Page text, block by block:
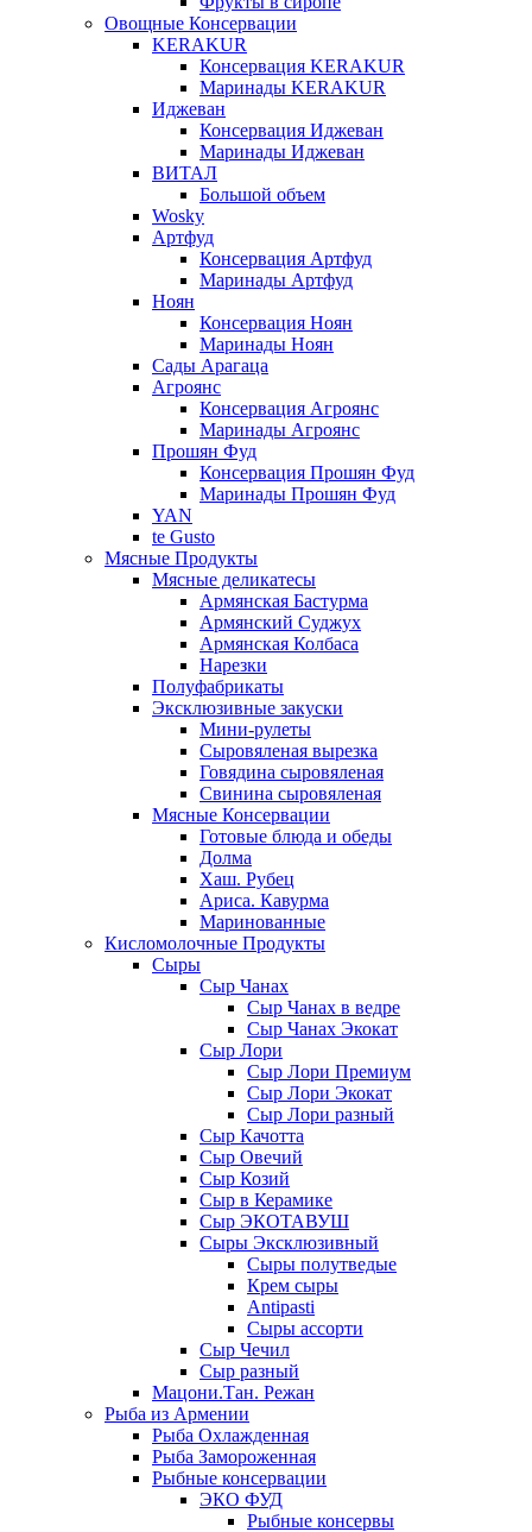
Овощные Консервации
KERAKUR
Консервация KERAKUR
Маринады KERAKUR
Иджеван
Консервация Иджеван
Маринады Иджеван
ВИТАЛ
Большой объем
Wosky
Артфуд
Консервация Артфуд
Маринады Артфуд
Ноян
Консервация Ноян
Маринады Ноян
Сады Арагаца
Агроянс
Консервация Агроянс
Маринады Агроянс
Прошян Фуд
Консервация Прошян Фуд
Маринады Прошян Фуд
YAN
te Gusto
Мясные Продукты
Мясные деликатесы
Армянская Бастурма
Армянский Суджух
Армянская Колбаса
Нарезки
Полуфабрикаты
Эксклюзивные закуски
Мини-рулеты
Сыровяленая вырезка
Говядина сыровяленая
Свинина сыровяленая
Мясные Консервации
Готовые блюда и обеды
Долма
Хаш. Рубец
Ариса. Кавурма
Маринованные
Кисломолочные Продукты
Сыры
Сыр Чанах
Сыр Чанах в ведре
Сыр Чанах Экокат
Сыр Лори
Сыр Лори Премиум
Сыр Лори Экокат
Сыр Лори разный
Сыр Качотта
Сыр Овечий
Сыр Козий
Сыр в Керамике
Сыр ЭКОТАВУШ
Сыры Эксклюзивный
Сыры полутведые
Крем сыры
Antipasti
Сыры ассорти
Сыр Чечил
Сыр разный
Мацони.Тан. Режан
Рыба из Армении
Рыба Охлажденная
Рыба Замороженная
Рыбные консервации
ЭКО ФУД
Рыбные консервы